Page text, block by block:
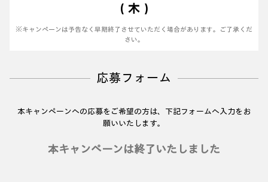
（木）
※キャンペーンは予告なく早期終了させていただく場合があります。ご了承くだ
さい。
応募フォーム
本キャンペーンへの応募をご希望の方は、下記フォームへ入力をお
願いいたします。
本キャンペーンは終了いたしました